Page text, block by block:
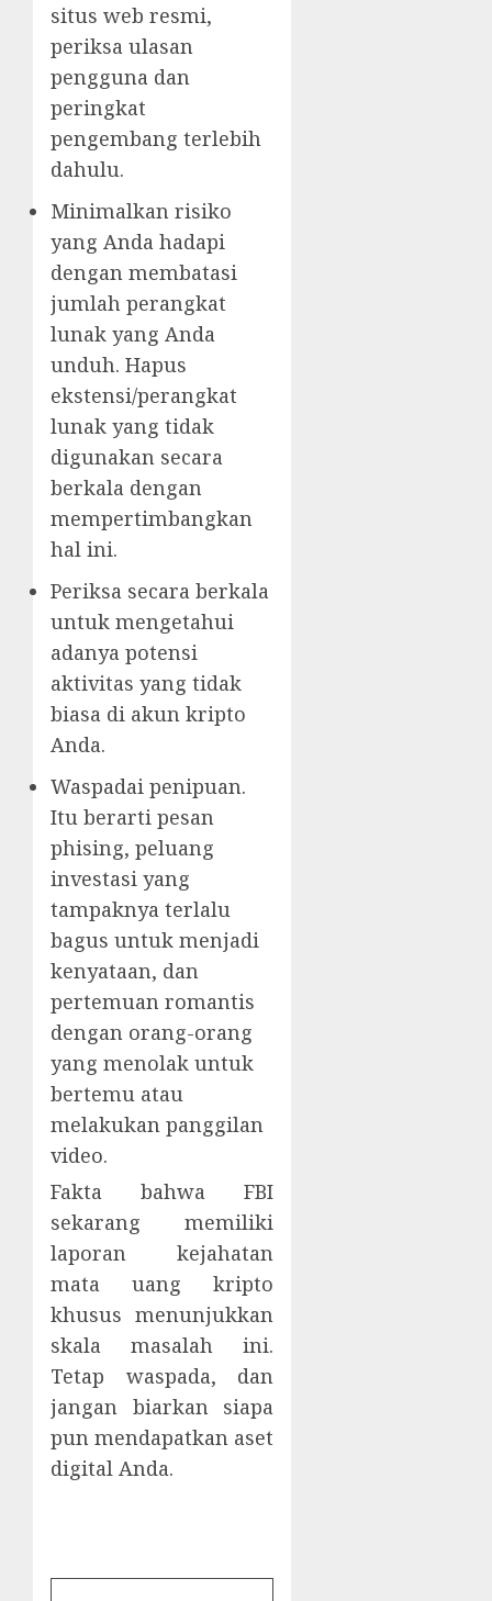
situs web resmi,
periksa ulasan
pengguna dan
peringkat
pengembang terlebih
dahulu.
Minimalkan risiko
yang Anda hadapi
dengan membatasi
jumlah perangkat
lunak yang Anda
unduh. Hapus
ekstensi/perangkat
lunak yang tidak
digunakan secara
berkala dengan
mempertimbangkan
hal ini.
Periksa secara berkala
untuk mengetahui
adanya potensi
aktivitas yang tidak
biasa di akun kripto
Anda.
Waspadai penipuan.
Itu berarti pesan
phising, peluang
investasi yang
tampaknya terlalu
bagus untuk menjadi
kenyataan, dan
pertemuan romantis
dengan orang-orang
yang menolak untuk
bertemu atau
melakukan panggilan
video.
Fakta bahwa FBI
sekarang memiliki
laporan kejahatan
mata uang kripto
khusus menunjukkan
skala masalah ini.
Tetap waspada, dan
jangan biarkan siapa
pun mendapatkan aset
digital Anda.